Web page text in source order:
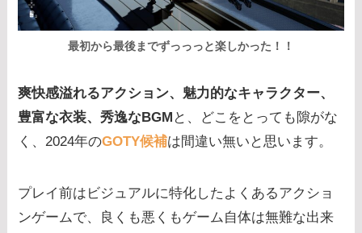
最初から最後までずっっっと楽しかった！！
爽快感溢れるアクション、魅力的なキャラクター、
豊富な衣装、秀逸なBGM と、どこをとっても隙がな
く、2024年のGOTY候補は間違い無いと思います。
プレイ前はビジュアルに特化したよくあるアクショ
ンゲームで、良くも悪くもゲーム自体は無難な出来